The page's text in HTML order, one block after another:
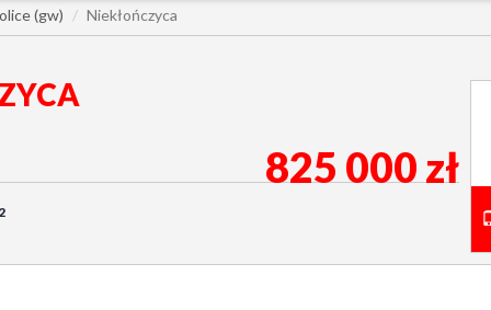
(gw) Niekłończyca
2
825 000 zł